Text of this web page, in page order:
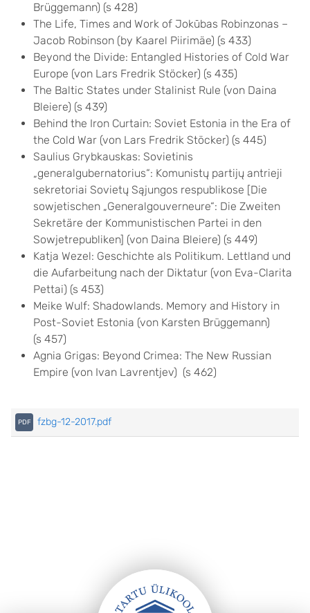
Brüggemann) (s 428)
The Life, Times and Work of Jokūbas Robinzonas –
Jacob Robinson (by Kaarel Piirimäe) (s 433)
Beyond the Divide: Entangled Histories of Cold War
Europe (von Lars Fredrik Stöcker) (s 435)
The Baltic States under Stalinist Rule (von Daina
Bleiere) (s 439)
Behind the Iron Curtain: Soviet Estonia in the Era of
the Cold War (von Lars Fredrik Stöcker) (s 445)
Saulius Grybkauskas: Sovietinis
„generalgubernatorius“: Komunistų partijų antrieji
sekretoriai Sovietų Sąjungos respublikose [Die
sowjetischen „Generalgouverneure“: Die Zweiten
Sekretäre der Kommunistischen Partei in den
Sowjetrepubliken] (von Daina Bleiere) (s 449)
Katja Wezel: Geschichte als Politikum. Lettland und
die Aufarbeitung nach der Diktatur (von Eva-Clarita
Pettai) (s 453)
Meike Wulf: Shadowlands. Memory and History in
Post-Soviet Estonia (von Karsten Brüggemann)
(s 457)
Agnia Grigas: Beyond Crimea: The New Russian
Empire (von Ivan Lavrentjev) (s 462)
fzbg-12-2017.pdf